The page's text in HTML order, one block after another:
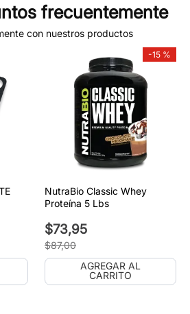
frecuentemente
con nuestros productos
-15 %
NutraBio Classic Whey
Proteína 5 Lbs
$73,95
$87,00
AGREGAR AL
CARRITO